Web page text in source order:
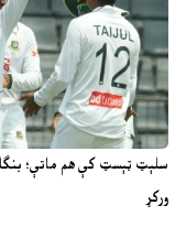
سلېټ ټېسټ کې هم ماتې؛
ورکړ